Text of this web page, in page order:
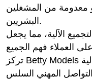
معدومة من المشغلين
البشريين.
الآلية، مما يجعل
تركز Betty Models على تخصيص النماذج الصناعية عالية
المهني السلس